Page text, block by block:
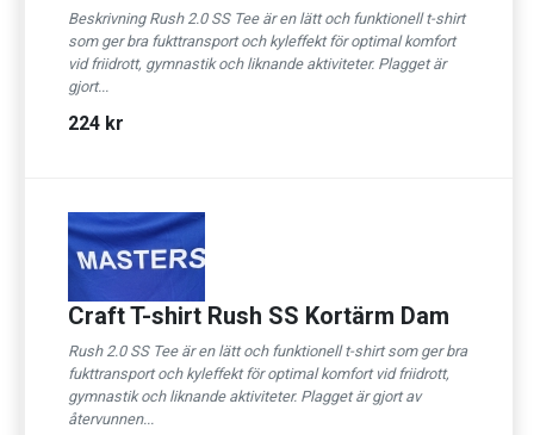
Beskrivning Rush 2.0 SS Tee är en lätt och funktionell t-shirt
som ger bra fukttransport och kyleffekt för optimal komfort
vid friidrott, gymnastik och liknande aktiviteter. Plagget är
gjort...
224 kr
Craft T-shirt Rush SS Kortärm Dam
Rush 2.0 SS Tee är en lätt och funktionell t-shirt som ger bra
fukttransport och kyleffekt för optimal komfort vid friidrott,
gymnastik och liknande aktiviteter. Plagget är gjort av
återvunnen...